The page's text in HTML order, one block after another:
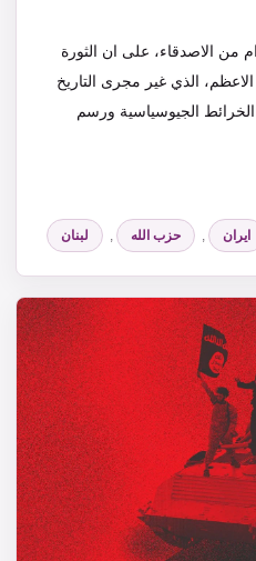
ام من الاصدقاء، على ان الثورة
الذي غير مجرى التاريخ
الجيوسياسية ورسم
ايران , حزب الله , لبنان